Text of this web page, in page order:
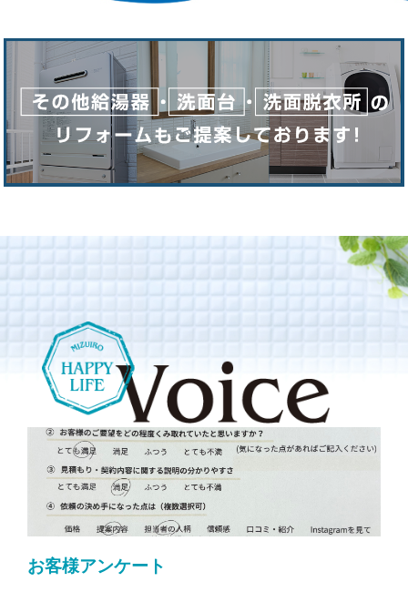
お客様アンケート